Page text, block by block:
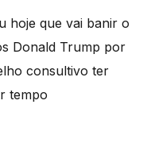
hoje que vai banir o
Donald Trump por
consultivo ter
tempo